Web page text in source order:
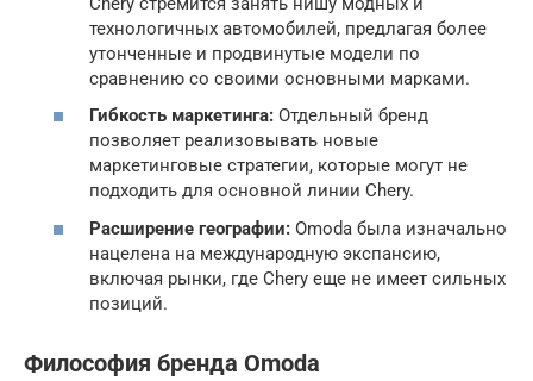
технологичных автомобилей, предлагая более
утонченные и продвинутые модели по
сравнению со своими основными марками.
Гибкость маркетинга: Отдельный бренд
позволяет реализовывать новые
маркетинговые стратегии, которые могут не
подходить для основной линии Chery.
Расширение географии: Omoda была изначально
нацелена на международную экспансию,
включая рынки, где Chery еще не имеет сильных
позиций.
Философия бренда Omoda